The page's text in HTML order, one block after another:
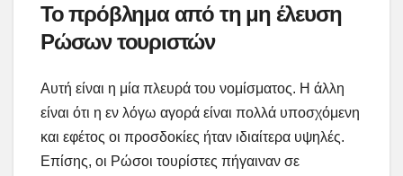
Το πρόβλημα από τη μη έλευση
Ρώσων τουριστών
Αυτή είναι η μία πλευρά του νομίσματος. Η άλλη
είναι ότι η εν λόγω αγορά είναι πολλά υποσχόμενη
και εφέτος οι προσδοκίες ήταν ιδιαίτερα υψηλές.
Επίσης, οι Ρώσοι τουρίστες πήγαιναν σε